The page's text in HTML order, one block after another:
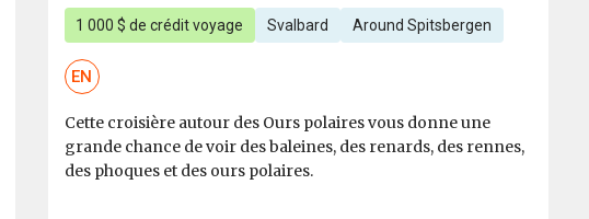
1 000 $ de crédit voyage Svalbard Around Spitsbergen
EN
Cette croisière autour des Ours polaires vous donne une
grande chance de voir des baleines, des renards, des rennes,
des phoques et des ours polaires.